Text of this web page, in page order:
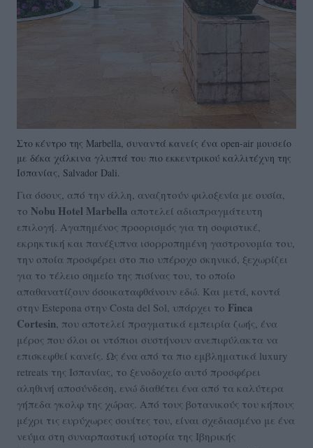
Στο κέντρο της Marbella, συναντά κανείς ένα open-air μουσείο
με δέκα χάλκινα γλυπτά του πιο εκκεντρικού καλλιτέχνη της
Ισπανίας, Salvador Dali.
Για όσους, από την άλλη, αναζητούν φιλοξενία με ουσία,
το Nobu Hotel Marbella αποτελεί αδιαπραγμάτευτη
επιλογή. Αγαπημένος προορισμός για τη σοφιστικέ,
εκρηκτική και πανέξυπνα ισορροπημένη γαστρονομία του,
την οποία προσφέρει στο πιο υπέροχο σκηνικό, ξεχωρίζει
για το τέλειο σημείο της πισίνας του, το οποίο
απαθανατίζουν όσοικαταφθάνουν εδώ. Και μετά, κοντά
στην Estepona στην Costa del Sol, υπάρχει το Finca
Cortesin, που αποτελεί πραγματικά εμπειρία ζωής, ένα
μέρος που όλοι οι ντόπιοι συστήνουν ανεπιφύλακτα να
επισκεφθεί κανείς. Ως ένα από τα πιο εμβληματικά luxury
retreats της Ισπανίας, το ξενοδοχείο αυτό προσφέρει
αληθινή αποσύνδεση, ενώ διαθέτει ένα από τα καλύτερα
γήπεδα γκολφ της χώρας. Από τους βοτανικούς του κήπους
μέχρι τις ευρύχωρες σουίτες του, είναι σχεδιασμένο με ένα
νεύμα στη συναρπαστική ιστορία της Ιβηρικής